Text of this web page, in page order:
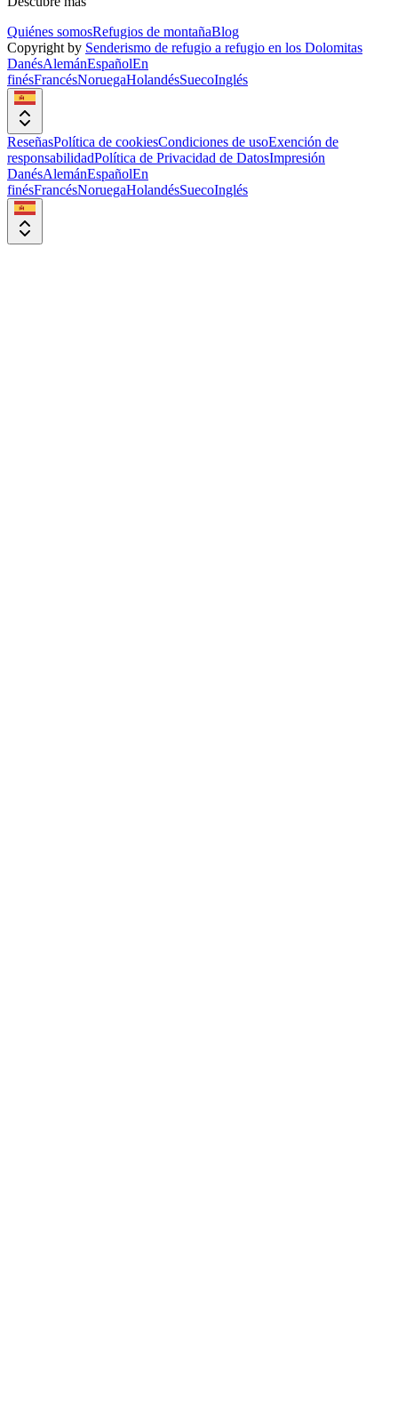
Quiénes somosRefugios de montañaBlog
Copyright by Senderismo de refugio a refugio en los Dolomitas
DanésAlemánEspañolEn
finésFrancésNoruegaHolandésSuecoInglés
ReseñasPolítica de cookiesCondiciones de usoExención de
responsabilidadPolítica de Privacidad de DatosImpresión
DanésAlemánEspañolEn
finésFrancésNoruegaHolandésSuecoInglés